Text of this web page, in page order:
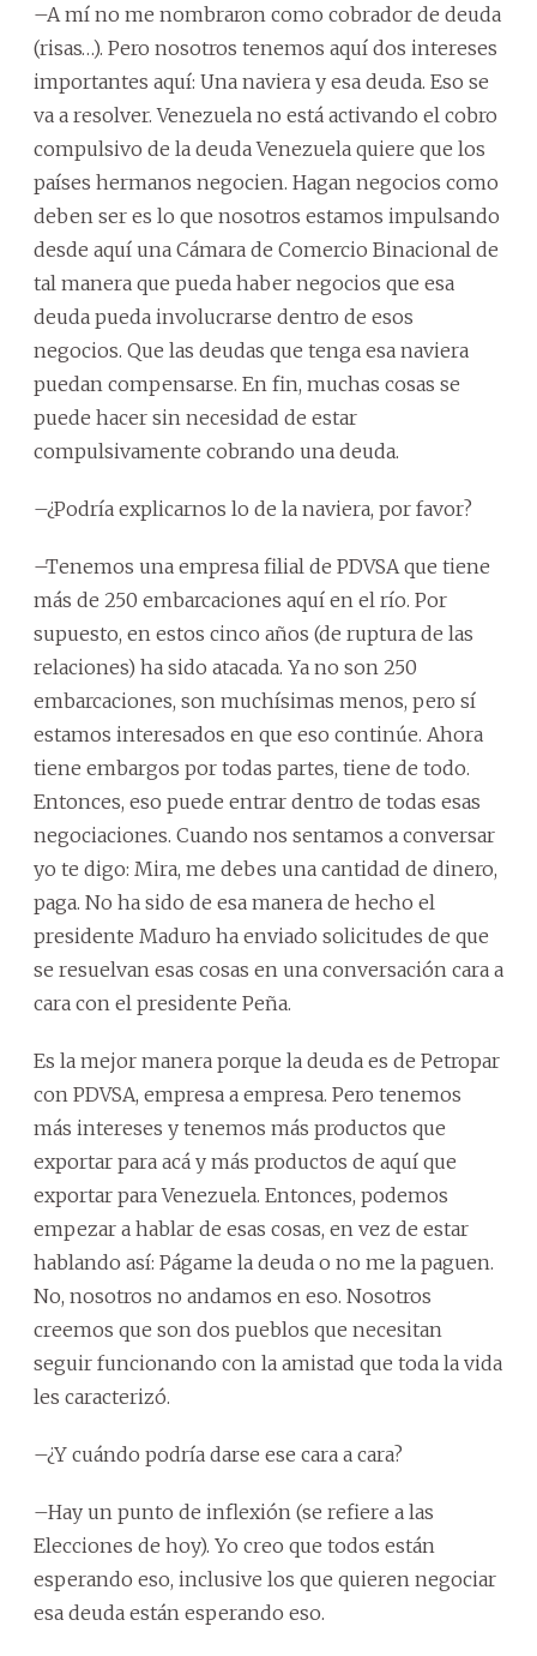
–A mí no me nombraron como cobrador de deuda
(risas…). Pero nosotros tenemos aquí dos intereses
importantes aquí: Una naviera y esa deuda. Eso se
va a resolver. Venezuela no está activando el cobro
compulsivo de la deuda Venezuela quiere que los
países hermanos negocien. Hagan negocios como
deben ser es lo que nosotros estamos impulsando
desde aquí una Cámara de Comercio Binacional de
tal manera que pueda haber negocios que esa
deuda pueda involucrarse dentro de esos
negocios. Que las deudas que tenga esa naviera
puedan compensarse. En fin, muchas cosas se
puede hacer sin necesidad de estar
compulsivamente cobrando una deuda.
–¿Podría explicarnos lo de la naviera, por favor?
–Tenemos una empresa filial de PDVSA que tiene
más de 250 embarcaciones aquí en el río. Por
supuesto, en estos cinco años (de ruptura de las
relaciones) ha sido atacada. Ya no son 250
embarcaciones, son muchísimas menos, pero sí
estamos interesados en que eso continúe. Ahora
tiene embargos por todas partes, tiene de todo.
Entonces, eso puede entrar dentro de todas esas
negociaciones. Cuando nos sentamos a conversar
yo te digo: Mira, me debes una cantidad de dinero,
paga. No ha sido de esa manera de hecho el
presidente Maduro ha enviado solicitudes de que
se resuelvan esas cosas en una conversación cara a
cara con el presidente Peña.
Es la mejor manera porque la deuda es de Petropar
con PDVSA, empresa a empresa. Pero tenemos
más intereses y tenemos más productos que
exportar para acá y más productos de aquí que
exportar para Venezuela. Entonces, podemos
empezar a hablar de esas cosas, en vez de estar
hablando así: Págame la deuda o no me la paguen.
No, nosotros no andamos en eso. Nosotros
creemos que son dos pueblos que necesitan
seguir funcionando con la amistad que toda la vida
les caracterizó.
–¿Y cuándo podría darse ese cara a cara?
–Hay un punto de inflexión (se refiere a las
Elecciones de hoy). Yo creo que todos están
esperando eso, inclusive los que quieren negociar
esa deuda están esperando eso.